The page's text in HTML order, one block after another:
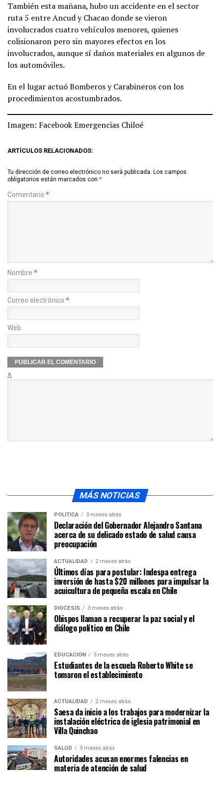
También esta mañana, hubo un accidente en el sector
ruta 5 entre Ancud y Chacao donde se vieron
involucrados cuatro vehículos menores, quienes
colisionaron pero sin mayores efectos en los
involucrados, aunque sí daños materiales en algunos de
los automóviles.
En el lugar actuó Bomberos y Carabineros con los
procedimientos acostumbrados.
Imagen: Facebook Emergencias Chiloé
ARTÍCULOS RELACIONADOS:
Tu dirección de correo electrónico no será publicada. Los campos
obligatorios están marcados con *
Comentario *
Nombre *
Correo electrónico *
Web
Δ
MÁS NOTICIAS
POLÍTICA 3 meses atrás
Declaración del Gobernador Alejandro Santana
acerca de su delicado estado de salud causa
preocupación
ACTUALIDAD 2 meses atrás
Últimos días para postular: Indespa entrega
inversión de hasta $20 millones para impulsar la
acuicultura de pequeña escala en Chile
DIÓCESIS 3 meses atrás
Obispos llaman a recuperar la paz social y el
diálogo político en Chile
EDUCACIÓN 3 meses atrás
Estudiantes de la escuela Roberto White se
tomaron el establecimiento
ACTUALIDAD 2 meses atrás
Saesa da inicio a los trabajos para modernizar la
instalación eléctrica de iglesia patrimonial en
Villa Quinchao
SALUD 3 meses atrás
Autoridades acusan enormes falencias en
materia de atención de salud